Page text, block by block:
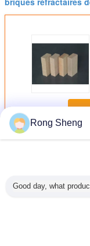
PlusBriques
Rong Sheng
Good day, what